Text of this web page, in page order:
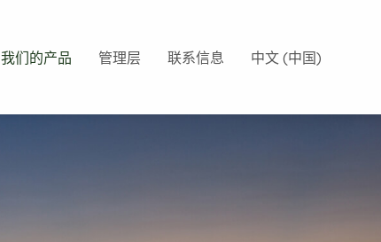
我们的产品 管理层 联系信息 中文 (中国)